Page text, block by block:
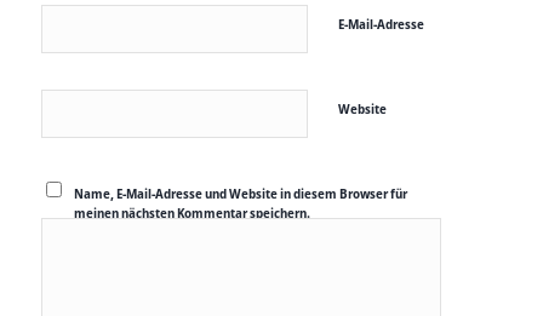
E-Mail-Adresse
Website
Name, E-Mail-Adresse und Website in diesem Browser für
meinen nächsten Kommentar speichern.